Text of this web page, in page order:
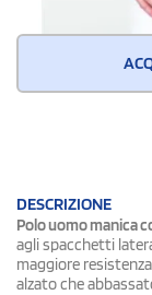
DESCRIZIONE
Polo uomo manica
agli spacchetti
maggiore
alzato che